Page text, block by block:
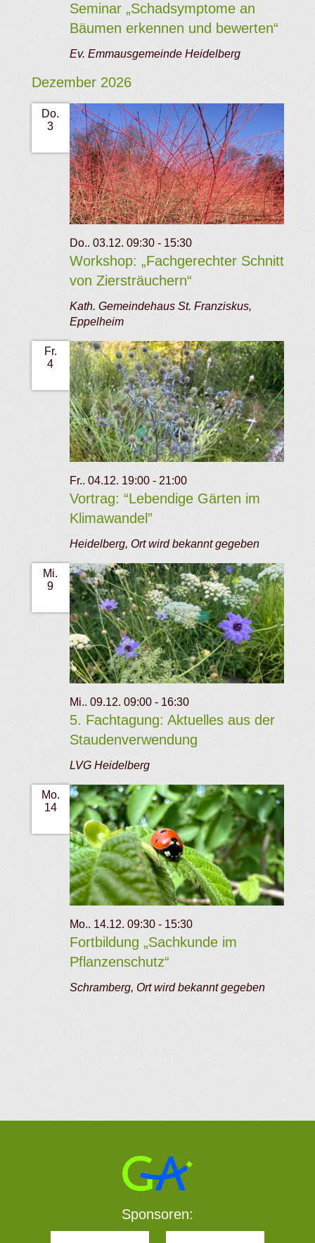
Seminar „Schadsymptome an
Bäumen erkennen und bewerten“
Ev. Emmausgemeinde Heidelberg
Dezember 2026
Do.
3
Workshop: „Fachgerechter Schnitt
von Ziersträuchern“
Do.. 03.12. 09:30- 15:30
Kath. Gemeindehaus St. Franziskus,
Eppelheim
Fr.
4
Vortrag: “Lebendige Gärten im
Klimawandel”
Fr.. 04.12. 19:00- 21:00
Heidelberg, Ort wird bekannt gegeben
Mi.
9
5. Fachtagung: Aktuelles aus der
Staudenverwendung
Mi.. 09.12. 09:00- 16:30
LVG Heidelberg
Mo.
14
Fortbildung „Sachkunde im
Pflanzenschutz“
Mo.. 14.12. 09:30- 15:30
Schramberg, Ort wird bekannt gegeben
Sponsoren: